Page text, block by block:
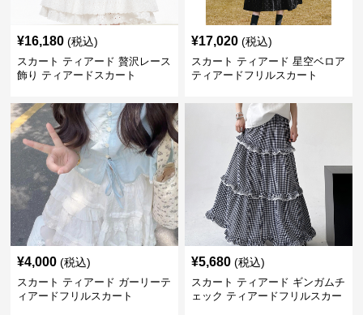
¥16,180 (税込)
スカート ティアード 贅沢レース
飾り ティアードスカート
¥17,020 (税込)
スカート ティアード 星空ベロア
ティアードフリルスカート
¥4,000 (税込)
スカート ティアード ガーリーテ
ィアードフリルスカート
¥5,680 (税込)
スカート ティアード ギンガムチ
ェック ティアードフリルスカー